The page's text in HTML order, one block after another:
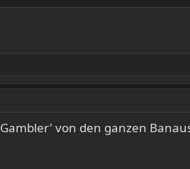
von den ganzen